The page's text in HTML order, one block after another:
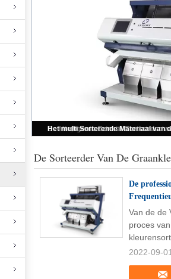
De Sorteerder Van De
De
Van de de
proces
2022-09-